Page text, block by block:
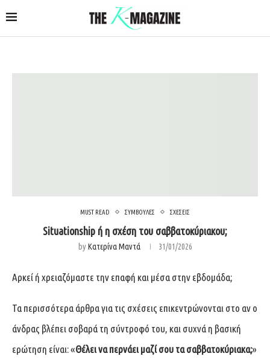
MUST READ ΣΥΜΒΟΥΛΕΣ ΣΧΕΣΕΙΣ
Situationship ή η σχέση του σαββατοκύριακου;
byΚατερίνα Μαντά 31/01/2026
Αρκεί ή χρειαζόμαστε την επαφή και μέσα στην εβδομάδα;
Τα περισσότερα άρθρα για τις σχέσεις επικεντρώνονται στο αν ο
άνδρας βλέπει σοβαρά τη σύντροφό του, και συχνά η βασική
ερώτηση είναι: «Θέλει να περνάει μαζί σου τα σαββατοκύριακα;»